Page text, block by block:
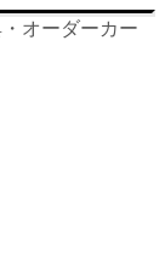
オーダーカー